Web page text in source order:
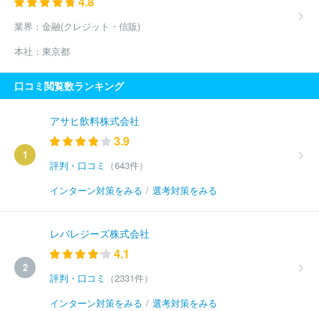
業界： 金融(クレジット・信販)
本社： 東京都
口コミ閲覧数ランキング
1
アサヒ飲料株式会社
3.9
評判・口コミ
（643件）
インターン対策をみる / 選考対策をみる
2
レバレジーズ株式会社
4.1
評判・口コミ
（2331件）
インターン対策をみる / 選考対策をみる